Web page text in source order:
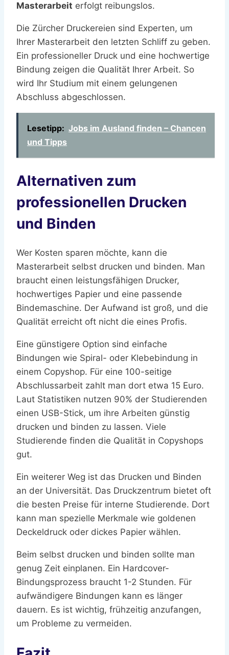
Masterarbeit erfolgt reibungslos.
Die Zürcher Druckereien sind Experten, um
Ihrer Masterarbeit den letzten Schliff zu geben.
Ein professioneller Druck und eine hochwertige
Bindung zeigen die Qualität Ihrer Arbeit. So
wird Ihr Studium mit einem gelungenen
Abschluss abgeschlossen.
Lesetipp: Jobs im Ausland finden – Chancen
und Tipps
Alternativen zum
professionellen Drucken
und Binden
Wer Kosten sparen möchte, kann die
Masterarbeit selbst drucken und binden. Man
braucht einen leistungsfähigen Drucker,
hochwertiges Papier und eine passende
Bindemaschine. Der Aufwand ist groß, und die
Qualität erreicht oft nicht die eines Profis.
Eine günstigere Option sind einfache
Bindungen wie Spiral- oder Klebebindung in
einem Copyshop. Für eine 100-seitige
Abschlussarbeit zahlt man dort etwa 15 Euro.
Laut Statistiken nutzen 90% der Studierenden
einen USB-Stick, um ihre Arbeiten günstig
drucken und binden zu lassen. Viele
Studierende finden die Qualität in Copyshops
gut.
Ein weiterer Weg ist das Drucken und Binden
an der Universität. Das Druckzentrum bietet oft
die besten Preise für interne Studierende. Dort
kann man spezielle Merkmale wie goldenen
Deckeldruck oder dickes Papier wählen.
Beim selbst drucken und binden sollte man
genug Zeit einplanen. Ein Hardcover-
Bindungsprozess braucht 1-2 Stunden. Für
aufwändigere Bindungen kann es länger
dauern. Es ist wichtig, frühzeitig anzufangen,
um Probleme zu vermeiden.